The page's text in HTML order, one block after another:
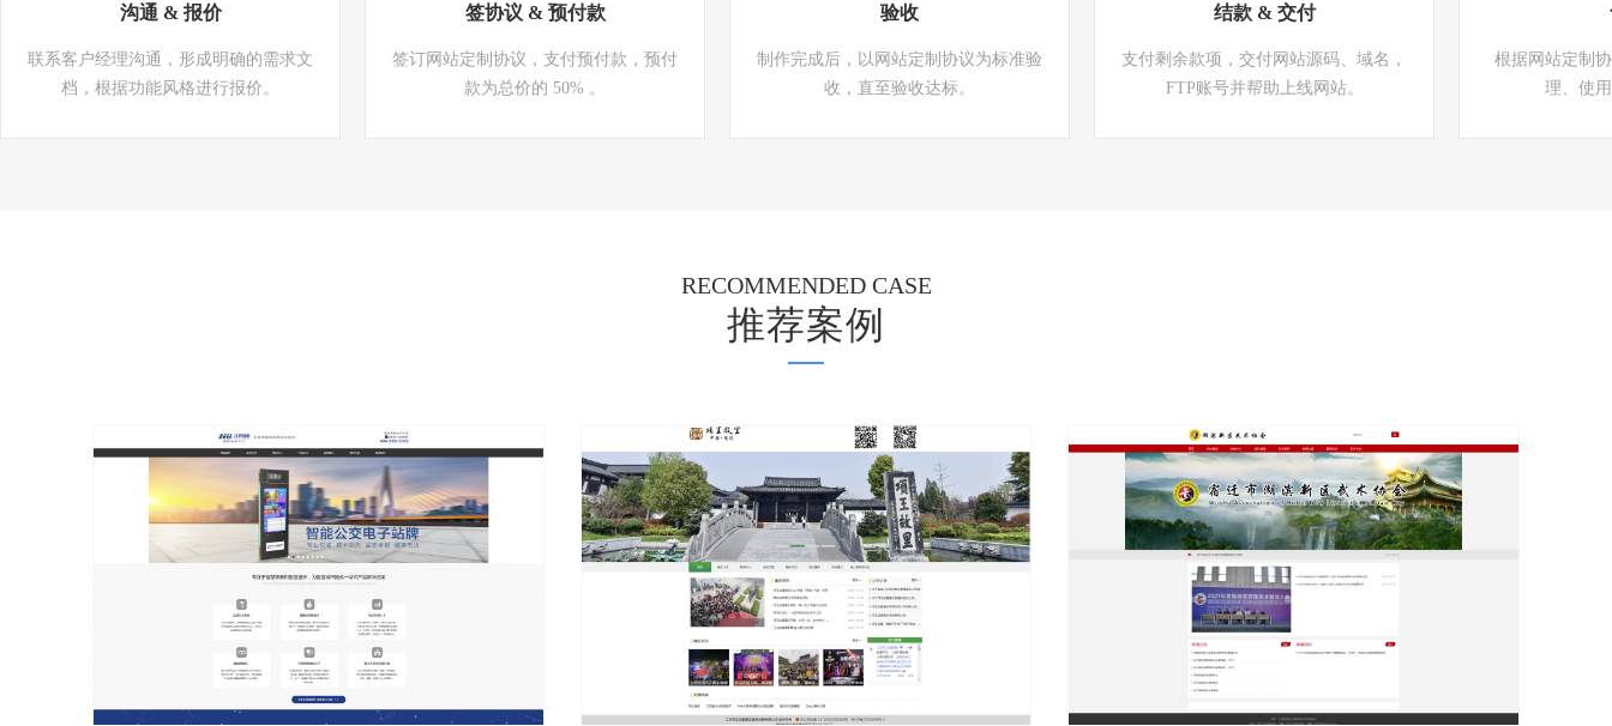
沟通 & 报价
联系客户经理沟通，形成明确的需求文
档，根据功能风格进行报价。
签协议 & 预付款
签订网站定制协议，支付预付款，预付
款为总价的 50% 。
验收
制作完成后，以网站定制协议为标准验
收，直至验收达标。
结款 & 交付
支付剩余款项，交付网站源码、域名，
FTP账号并帮助上线网站。
根据网站定制
理、使
RECOMMENDED CASE
推荐案例